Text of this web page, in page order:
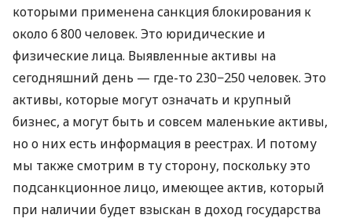
которыми применена санкция блокирования к
около 6 800 человек. Это юридические и
физические лица. Выявленные активы на
сегодняшний день — где-то 230−250 человек. Это
активы, которые могут означать и крупный
бизнес, а могут быть и совсем маленькие активы,
но о них есть информация в реестрах. И потому
мы также смотрим в ту сторону, поскольку это
подсанкционное лицо, имеющее актив, который
при наличии будет взыскан в доход государства